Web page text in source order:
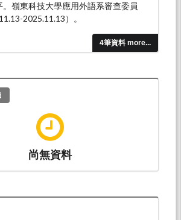
4筆資料 more...
。嶺東科技大學應用外語系審查委員
2025.11.13）。
尚無資料